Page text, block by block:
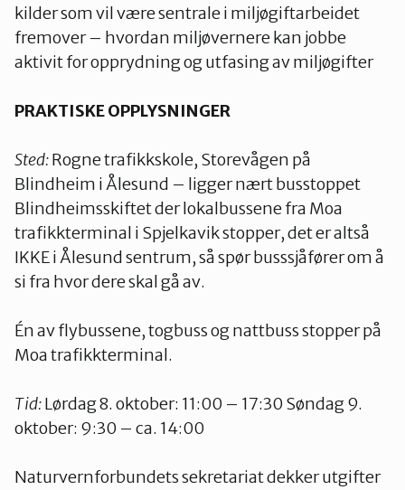
kilder som vil være sentrale i miljøgiftarbeidet
fremover – hvordan miljøvernere kan jobbe
aktivit for opprydning og utfasing av miljøgifter
PRAKTISKE OPPLYSNINGER
Sted:Rogne trafikkskole, Storevågen på
Blindheim i Ålesund – ligger nært busstoppet
Blindheimsskiftet der lokalbussene fra Moa
trafikkterminal i Spjelkavik stopper, det er altså
IKKE i Ålesund sentrum, så spør busssjåfører om å
si fra hvor dere skal gå av.
Én av flybussene, togbuss og nattbuss stopper på
Moa trafikkterminal.
Tid:Lørdag 8. oktober: 11:00 – 17:30 Søndag 9.
oktober: 9:30 – ca. 14:00
Naturvernforbundets sekretariat dekker utgifter